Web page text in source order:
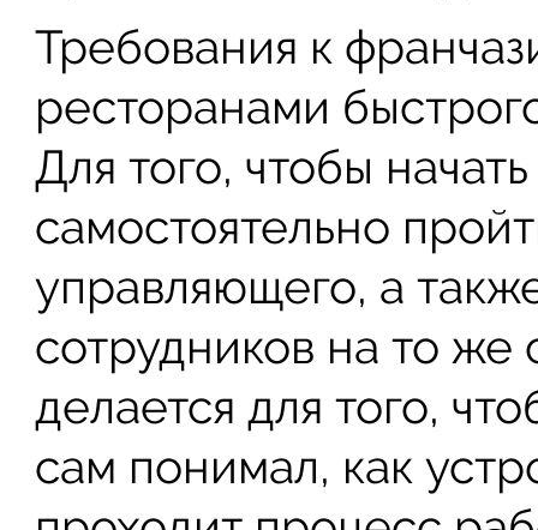
Требования к
ресторанами
Для того, чтобы
самостоятельно
управляющего, а
сотрудников на то
делается для того,
сам понимал, как